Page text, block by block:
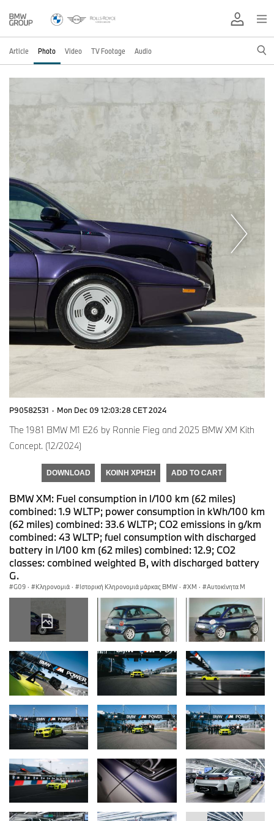
Article Photo Video TV Footage Audio
P90582531 · Mon Dec 09 12:03:28 CET 2024
The 1981 BMW M1 E26 by Ronnie Fieg and 2025 BMW XM Kith
Concept. (12/2024)
DOWNLOAD ΚΟΙΝΉ ΧΡΉΣΗ ADD TO CART
BMW XM: Fuel consumption in l/100 km (62 miles)
combined: 1.9 WLTP; power consumption in kWh/100 km
(62 miles) combined: 33.6 WLTP; CO2 emissions in g/km
combined: 43 WLTP; fuel consumption with discharged
battery in l/100 km (62 miles) combined: 12.9; CO2
classes: combined weighted B, with discharged battery
G.
G09 · Κληρονομιά · Ιστορική Κληρονομιά μάρκας BMW · XM · Αυτοκίνητα M